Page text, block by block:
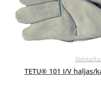
Nahka/
TETU® 101 I/V haljas/